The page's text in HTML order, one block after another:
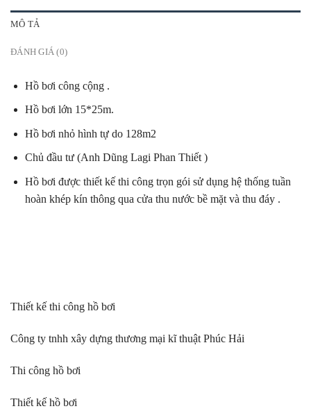
MÔ TẢ
ĐÁNH GIÁ (0)
Hồ bơi công cộng .
Hồ bơi lớn 15*25m.
Hồ bơi nhỏ hình tự do 128m2
Chủ đầu tư (Anh Dũng Lagi Phan Thiết )
Hồ bơi được thiết kế thi công trọn gói sử dụng hệ thống tuần
hoàn khép kín thông qua cửa thu nước bề mặt và thu đáy .
Thiết kế thi công hồ bơi
Công ty tnhh xây dựng thương mại kĩ thuật Phúc Hải
Thi công hồ bơi
Thiết kế hồ bơi